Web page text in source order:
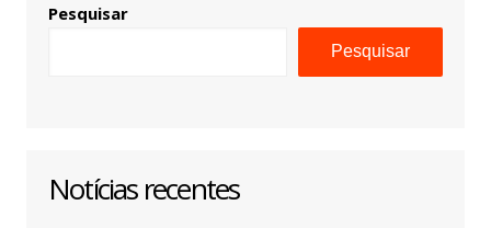
Pesquisar
Pesquisar
Notícias recentes